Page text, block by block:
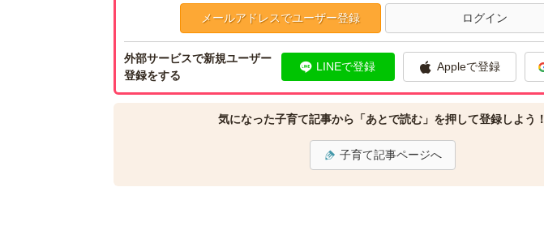
メールアドレスでユーザー登録 ログイン
外部サービスで新規ユーザー
登録をする
LINEで登録 Appleで登録
気になった子育て記事から「あとで読む」を押して登録しよう！
子育て記事ページへ